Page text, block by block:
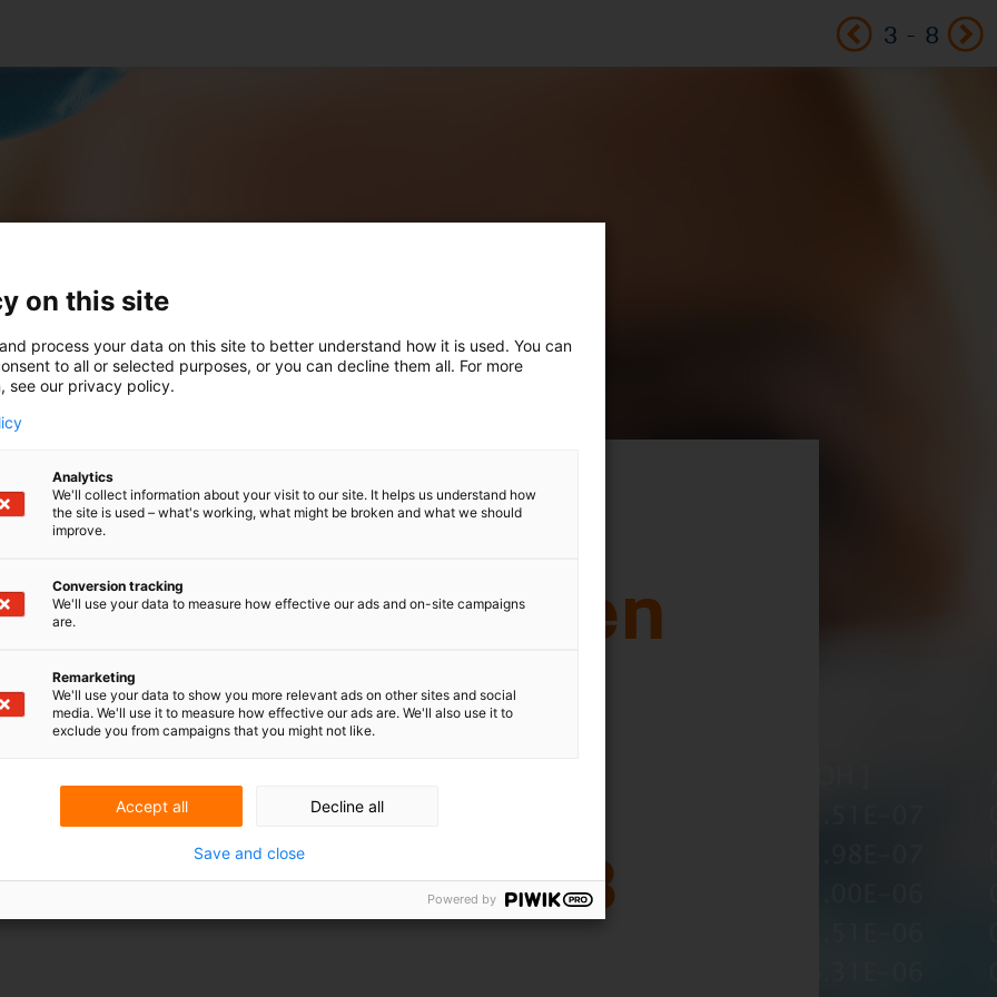
vor und
Juni 2023
und Entwicklung (FuE) an
ohne die Rechte des
Belgien war das Forschungsprivileg
in Europa.
on this site
process your data on this site to better understand how it is used. You can
to all or selected purposes, or you can decline them all. For more
see our privacy policy.
Analytics
We'll collect information about your visit to our site. It helps us understand how
the site is used – what's working, what might be broken and what we should
improve.
Conversion tracking
We'll use your data to measure how effective our ads and on-site campaigns
are.
Remarketing
We'll use your data to show you more relevant ads on other sites and social
media. We'll use it to measure how effective our ads are. We'll also use it to
exclude you from campaigns that you might not like.
Accept all Decline all
Save and close
Powered by